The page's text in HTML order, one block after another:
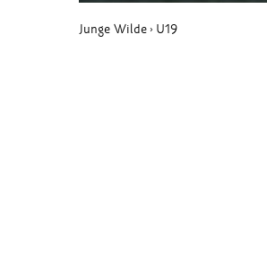
Junge Wilde › U19